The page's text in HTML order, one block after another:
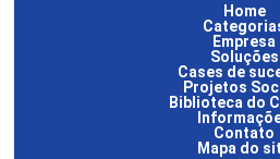
Home
Empresa
Soluções
Cases de
Projetos
Biblioteca do
Contato
Mapa do